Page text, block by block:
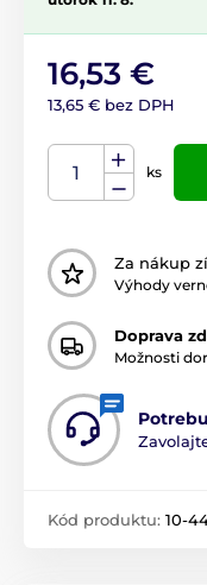
16,53 €
13,65 € bez DPH
ks
Za nákup
Výhody
Doprava
Možnosti
Kód produktu: 10-